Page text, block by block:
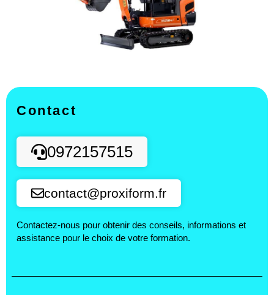
Contact
0972157515
contact@proxiform.fr
Contactez-nous pour obtenir des conseils, informations et
assistance pour le choix de votre formation.